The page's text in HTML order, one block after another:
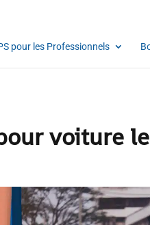
pour les Professionnels
voiture le